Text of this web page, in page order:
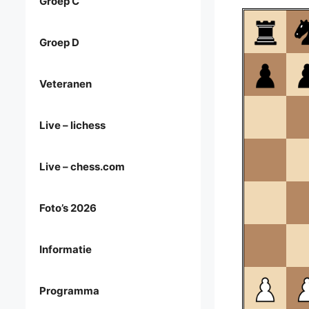
Groep D
Veteranen
Live – lichess
Live – chess.com
Foto’s 2026
Informatie
Programma